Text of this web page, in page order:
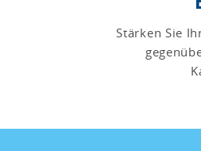
Stärken Sie